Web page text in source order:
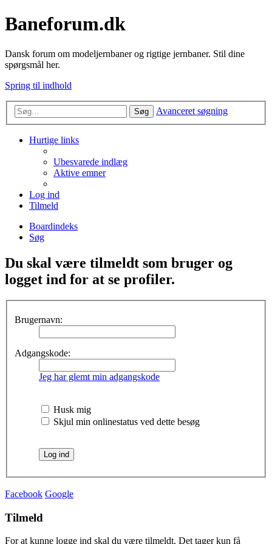
Baneforum.dk
Dansk forum om modeljernbaner og rigtige jernbaner. Stil dine
spørgsmål her.
Spring til indhold
Søg Avanceret søgning
Hurtige links
Ubesvarede indlæg
Aktive emner
Log ind
Tilmeld
Boardindeks
Søg
Du skal være tilmeldt som bruger og
logget ind for at se profiler.
Brugernavn:
Adgangskode:
Jeg har glemt min adgangskode
Husk mig
Skjul min onlinestatus ved dette besøg
Facebook Google
Tilmeld
For at kunne logge ind skal du være tilmeldt. Det tager kun få